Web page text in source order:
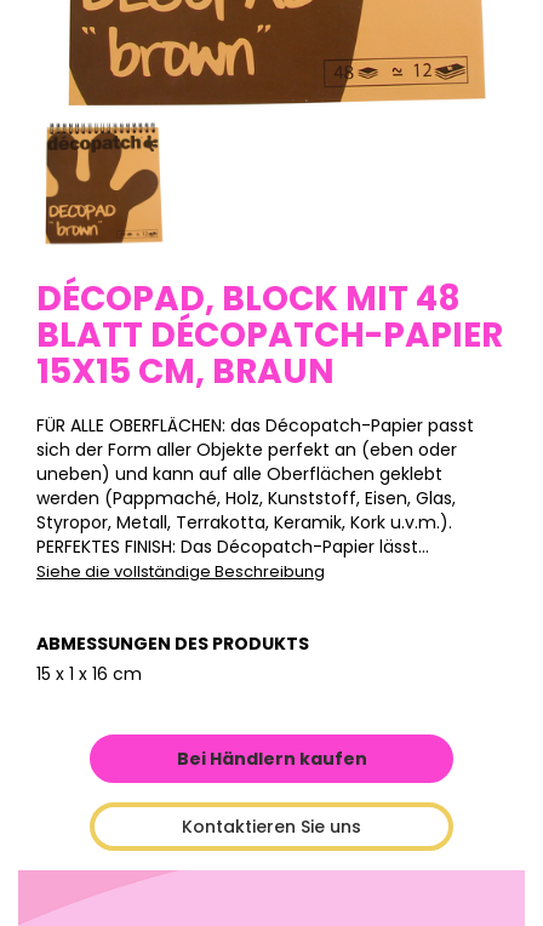
DÉCOPAD, BLOCK MIT 48
BLATT DÉCOPATCH-PAPIER
15X15 CM, BRAUN
FÜR ALLE OBERFLÄCHEN: das Décopatch-Papier passt
sich der Form aller Objekte perfekt an (eben oder
uneben) und kann auf alle Oberflächen geklebt
werden (Pappmaché, Holz, Kunststoff, Eisen, Glas,
Styropor, Metall, Terrakotta, Keramik, Kork u.v.m.).
PERFEKTES FINISH: Das Décopatch-Papier lässt...
Siehe die vollständige Beschreibung
ABMESSUNGEN DES PRODUKTS
15 x 1 x 16 cm
Bei Händlern kaufen
Kontaktieren Sie uns